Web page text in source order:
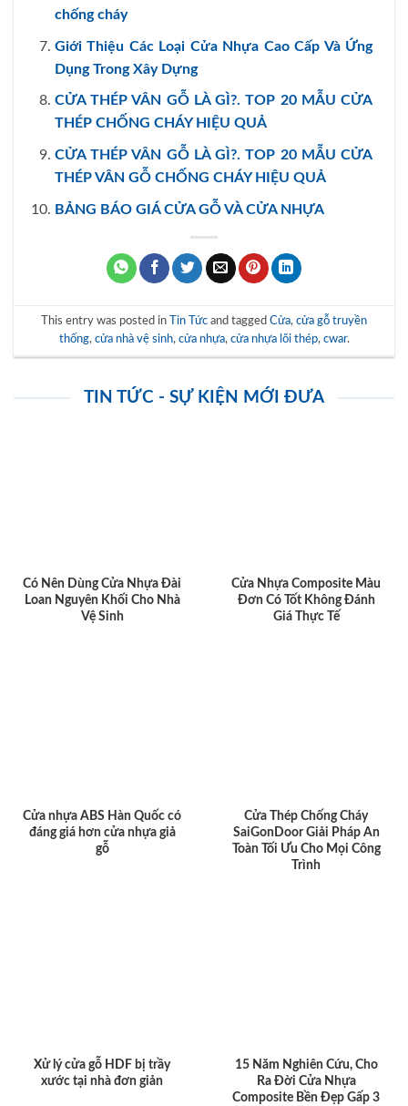
chống cháy
Giới Thiệu Các Loại Cửa Nhựa Cao Cấp Và Ứng
Dụng Trong Xây Dựng
CỬA THÉP VÂN GỖ LÀ GÌ?. TOP 20 MẪU CỬA
THÉP CHỐNG CHÁY HIỆU QUẢ
CỬA THÉP VÂN GỖ LÀ GÌ?. TOP 20 MẪU CỬA
THÉP VÂN GỖ CHỐNG CHÁY HIỆU QUẢ
BẢNG BÁO GIÁ CỬA GỖ VÀ CỬA NHỰA
This entry was posted in Tin Tức and tagged Cửa, cửa gỗ truyền
thống, cửa nhà vệ sinh, cửa nhựa, cửa nhựa lõi thép, cwar.
TIN TỨC - SỰ KIỆN MỚI ĐƯA
Có Nên Dùng Cửa Nhựa Đài
Loan Nguyên Khối Cho Nhà
Vệ Sinh
Cửa Nhựa Composite Màu
Đơn Có Tốt Không Đánh
Giá Thực Tế
Cửa nhựa ABS Hàn Quốc có
đáng giá hơn cửa nhựa giả
gỗ
Cửa Thép Chống Cháy
SaiGonDoor Giải Pháp An
Toàn Tối Ưu Cho Mọi Công
Trình
Xử lý cửa gỗ HDF bị trầy
xước tại nhà đơn giản
15 Năm Nghiên Cứu, Cho
Ra Đời Cửa Nhựa
Composite Bền Đẹp Gấp 3